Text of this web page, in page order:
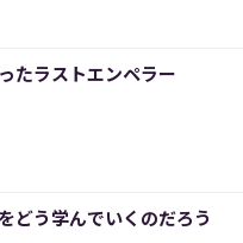
たラストエンペラー
どう学んでいくのだろう